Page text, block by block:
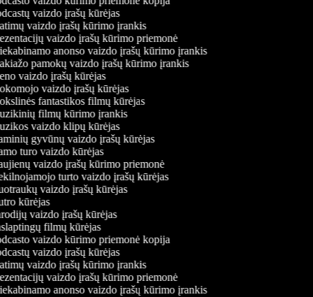
vaizdo įrašų kūrėjas
vaizdo įrašų kūrimo įrankis
vaizdo įrašų kūrimo priemonė
anonso vaizdo įrašų kūrimo įrankis
pamokų vaizdo įrašų kūrimo įrankis
vaizdo įrašų kūrėjas
vaizdo įrašų kūrėjas
fantastikos filmų kūrėjas
filmų kūrimo įrankis
vaizdo klipų kūrėjas
gyvūnų vaizdo įrašų kūrėjas
turo vaizdo kūrėjas
vaizdo įrašų kūrimo priemonė
turto vaizdo įrašų kūrėjas
vaizdo įrašų kūrėjas
kūrėjas
vaizdo įrašų kūrėjas
filmų kūrėjas
vaizdo kūrimo priemonė kopija
vaizdo įrašų kūrėjas
vaizdo įrašų kūrimo įrankis
vaizdo įrašų kūrimo priemonė
anonso vaizdo įrašų kūrimo įrankis